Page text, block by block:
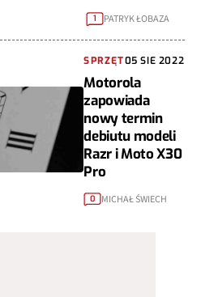
1 PATRYK ŁOBAZA
SPRZĘT05 SIE 2022
Motorola
zapowiada
nowy termin
debiutu modeli
Razr i Moto X30
Pro
0 MICHAŁ ŚWIECH